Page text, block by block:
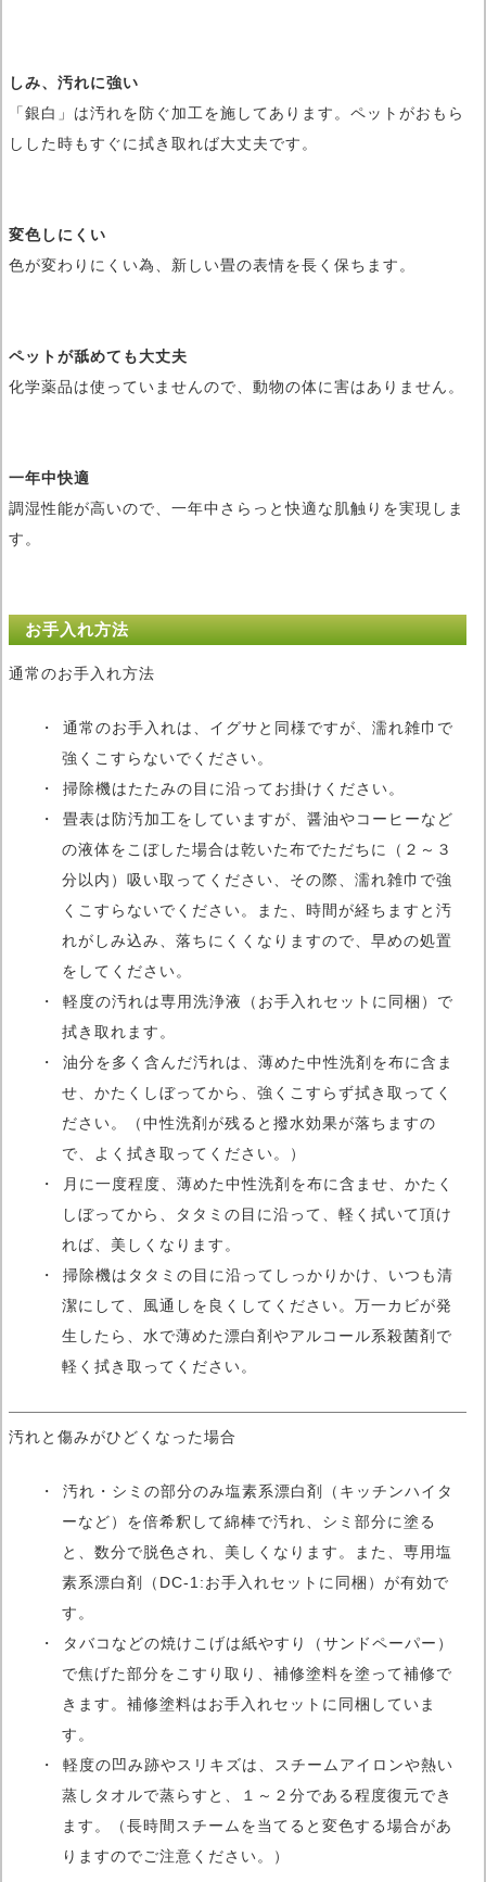
しみ、汚れに強い
「銀白」は汚れを防ぐ加工を施してあります。ペットがおもら
しした時もすぐに拭き取れば大丈夫です。
変色しにくい
色が変わりにくい為、新しい畳の表情を長く保ちます。
ペットが舐めても大丈夫
化学薬品は使っていませんので、動物の体に害はありません。
一年中快適
調湿性能が高いので、一年中さらっと快適な肌触りを実現しま
す。
お手入れ方法
通常のお手入れ方法
通常のお手入れは、イグサと同様ですが、濡れ雑巾で
強くこすらないでください。
掃除機はたたみの目に沿ってお掛けください。
畳表は防汚加工をしていますが、醤油やコーヒーなど
の液体をこぼした場合は乾いた布でただちに（２～３
分以内）吸い取ってください、その際、濡れ雑巾で強
くこすらないでください。また、時間が経ちますと汚
れがしみ込み、落ちにくくなりますので、早めの処置
をしてください。
軽度の汚れは専用洗浄液（お手入れセットに同梱）で
拭き取れます。
油分を多く含んだ汚れは、薄めた中性洗剤を布に含ま
せ、かたくしぼってから、強くこすらず拭き取ってく
ださい。（中性洗剤が残ると撥水効果が落ちますの
で、よく拭き取ってください。）
月に一度程度、薄めた中性洗剤を布に含ませ、かたく
しぼってから、タタミの目に沿って、軽く拭いて頂け
れば、美しくなります。
掃除機はタタミの目に沿ってしっかりかけ、いつも清
潔にして、風通しを良くしてください。万一カビが発
生したら、水で薄めた漂白剤やアルコール系殺菌剤で
軽く拭き取ってください。
汚れと傷みがひどくなった場合
汚れ・シミの部分のみ塩素系漂白剤（キッチンハイタ
ーなど）を倍希釈して綿棒で汚れ、シミ部分に塗る
と、数分で脱色され、美しくなります。また、専用塩
素系漂白剤（DC-1:お手入れセットに同梱）が有効で
す。
タバコなどの焼けこげは紙やすり（サンドペーパー）
で焦げた部分をこすり取り、補修塗料を塗って補修で
きます。補修塗料はお手入れセットに同梱していま
す。
軽度の凹み跡やスリキズは、スチームアイロンや熱い
蒸しタオルで蒸らすと、１～２分である程度復元でき
ます。（長時間スチームを当てると変色する場合があ
りますのでご注意ください。）